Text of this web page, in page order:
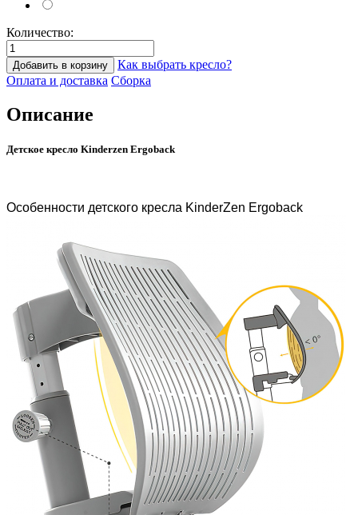
Количество:
Добавить в корзину
Как выбрать кресло?
Оплата и доставка Сборка
Описание
Детское кресло Kinderzen Ergoback
Особенности детского кресла KinderZen Ergoback